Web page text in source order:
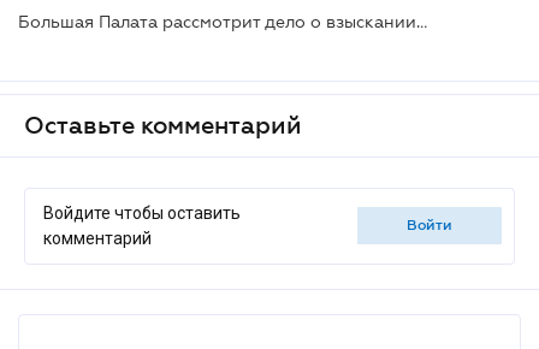
Большая Палата рассмотрит дело о взыскании долгов за энергоресурсы на временно оккупированной территории
Оставьте комментарий
Войдите чтобы оставить
комментарий
войти